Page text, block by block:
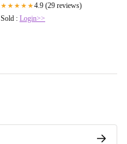
★★★★★4.9 (29 reviews)
Sold : Login>>